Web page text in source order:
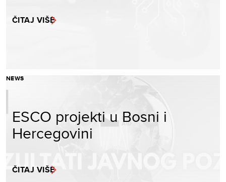
ČITAJ VIŠE
NEWS
ESCO projekti u Bosni i
Hercegovini
ČITAJ VIŠE